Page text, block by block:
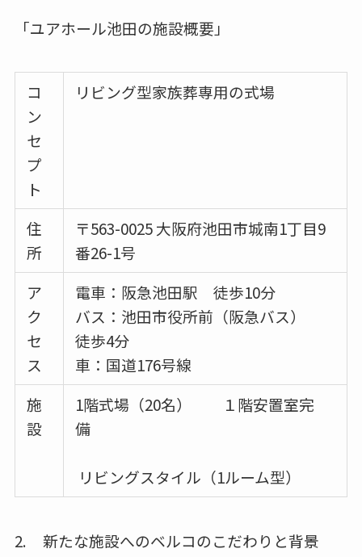
「ユアホール池田の施設概要」
コ
ン
セ
プ
ト
リビング型家族葬専用の式場
住
所
〒563-0025 大阪府池田市城南1丁目9
番26-1号
ア
ク
セ
ス
電車：阪急池田駅 徒歩10分
バス：池田市役所前（阪急バス）
徒歩4分
車：国道176号線
施
設
1階式場（20名） １階安置室完
備
リビングスタイル（1ルーム型）
2. 新たな施設へのベルコのこだわりと背景